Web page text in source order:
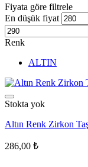
Fiyata göre filtrele
En düşük fiyat
Renk
ALTIN
Stokta yok
Altın Renk Zirkon
286,00 ₺